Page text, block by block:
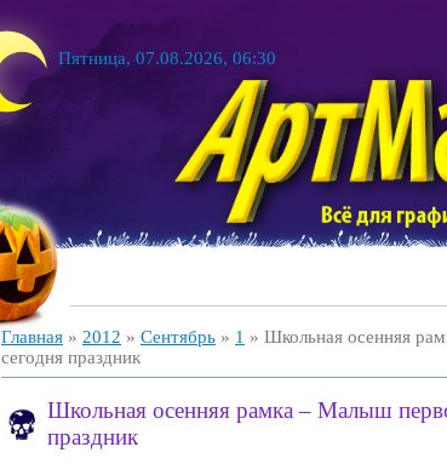
Пятница, 07.08.2026, 06:30
Главная » 2012 » Сентябрь » 1 » Школьная осенняя
сегодня праздник
Школьная осенняя рамка – Малыш
праздник